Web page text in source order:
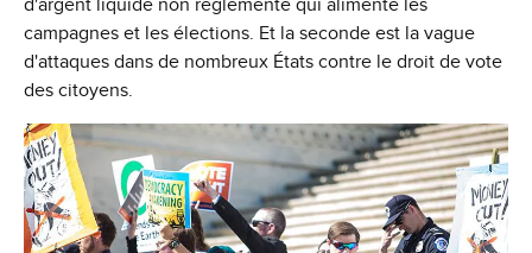
campagnes et les élections. Et la seconde est la vague
d'attaques dans de nombreux États contre le droit de vote
des citoyens.